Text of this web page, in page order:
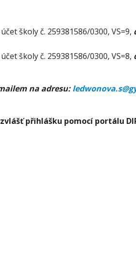
školy č. 259381586/0300, VS=9,
školy č. 259381586/0300, VS=8,
na adresu:
přihlášku pomocí portálu